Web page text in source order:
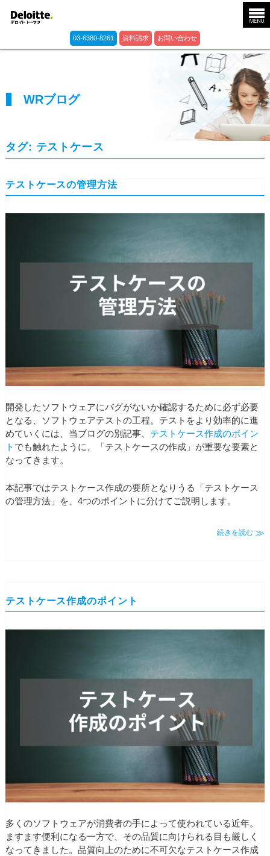
03-6380-8261 資料請求 お問い合わせ
WRブログ
タグ: テストケース
テストケースの管理方法
開発したソフトウェアにバグがないか確認するために必ず必要
となる、ソフトウェアテストの工程。テストをより効率的に進
めていくには、当ブログの別記事、 テストケース作成のポイン
ト でも触れたように、「テストケースの作成」が重要な要素と
なってきます。
本記事ではテストケース作成の要所となりうる「テストケース
の管理方法」を、4つのポイントに分けてご説明します。
続きを読む
テストケース作成のポイント
多くのソフトウェアが消費者の手によって使われている近年。
ますます便利になる一方で、その品質に向けられる目も厳しく
なってきました。品質向上のために不可欠なテストケース作成